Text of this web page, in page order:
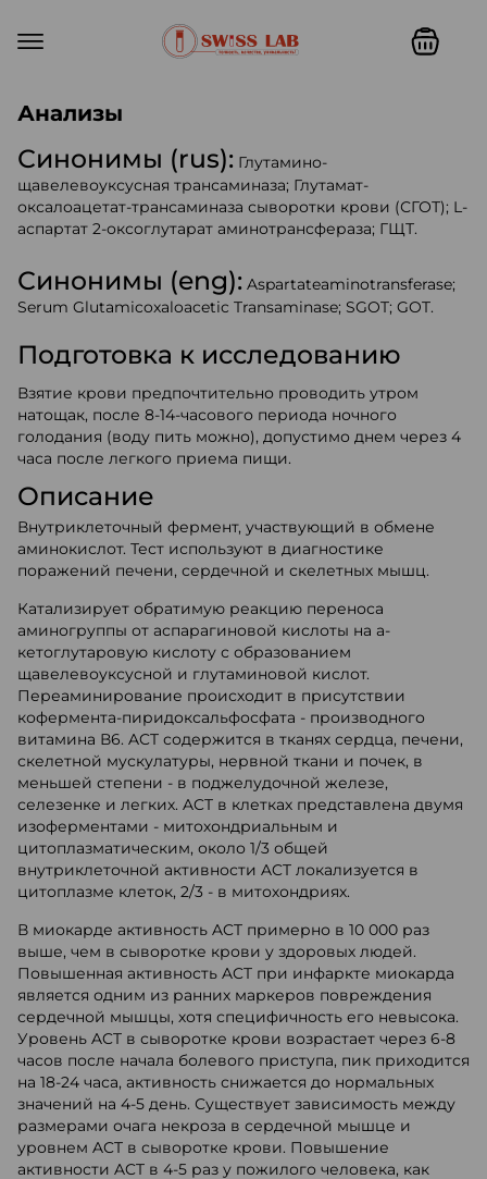
Анализы
Синонимы (rus): Глутамино-
щавелевоуксусная трансаминаза; Глутамат-
оксалоацетат-трансаминаза сыворотки крови (СГОТ); L-
аспартат 2-оксоглутарат аминотрансфераза; ГЩТ.
Синонимы (eng): Aspartateaminotransferase;
Serum Glutamicoxaloacetic Transaminase; SGOT; GOT.
Подготовка к исследованию
Взятие крови предпочтительно проводить утром
натощак, после 8-14-часового периода ночного
голодания (воду пить можно), допустимо днем через 4
часа после легкого приема пищи.
Описание
Внутриклеточный фермент, участвующий в обмене
аминокислот. Тест используют в диагностике
поражений печени, сердечной и скелетных мышц.
Катализирует обратимую реакцию переноса
аминогруппы от аспарагиновой кислоты на а-
кетоглутаровую кислоту с образованием
щавелевоуксусной и глутаминовой кислот.
Переаминирование происходит в присутствии
кофермента-пиридоксальфосфата - производного
витамина В6. ACT содержится в тканях сердца, печени,
скелетной мускулатуры, нервной ткани и почек, в
меньшей степени - в поджелудочной железе,
селезенке и легких. ACT в клетках представлена двумя
изоферментами - митохондриальным и
цитоплазматическим, около 1/3 общей
внутриклеточной активности ACT локализуется в
цитоплазме клеток, 2/3 - в митохондриях.
В миокарде активность ACT примерно в 10 000 раз
выше, чем в сыворотке крови у здоровых людей.
Повышенная активность ACT при инфаркте миокарда
является одним из ранних маркеров повреждения
сердечной мышцы, хотя специфичность его невысока.
Уровень ACT в сыворотке крови возрастает через 6-8
часов после начала болевого приступа, пик приходится
на 18-24 часа, активность снижается до нормальных
значений на 4-5 день. Существует зависимость между
размерами очага некроза в сердечной мышце и
уровнем ACT в сыворотке крови. Повышение
активности ACT в 4-5 раз у пожилого человека, как